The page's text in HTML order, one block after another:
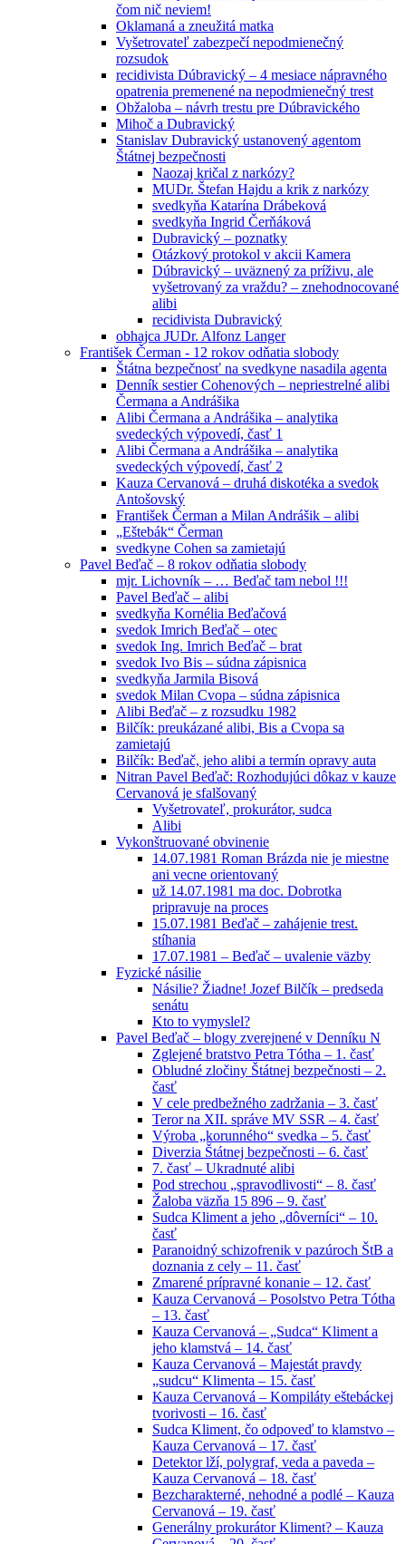
čom nič neviem!
Oklamaná a zneužitá matka
Vyšetrovateľ zabezpečí nepodmienečný
rozsudok
recidivista Dúbravický – 4 mesiace nápravného
opatrenia premenené na nepodmienečný trest
Obžaloba – návrh trestu pre Dúbravického
Mihoč a Dubravický
Stanislav Dubravický ustanovený agentom
Štátnej bezpečnosti
Naozaj kričal z narkózy?
MUDr. Štefan Hajdu a krik z narkózy
svedkyňa Katarína Drábeková
svedkyňa Ingrid Čerňáková
Dubravický – poznatky
Otázkový protokol v akcii Kamera
Dúbravický – uväznený za príživu, ale
vyšetrovaný za vraždu? – znehodnocované
alibi
recidivista Dubravický
obhajca JUDr. Alfonz Langer
František Čerman - 12 rokov odňatia slobody
Štátna bezpečnosť na svedkyne nasadila agenta
Denník sestier Cohenových – nepriestrelné alibi
Čermana a Andrášika
Alibi Čermana a Andrášika – analytika
svedeckých výpovedí, časť 1
Alibi Čermana a Andrášika – analytika
svedeckých výpovedí, časť 2
Kauza Cervanová – druhá diskotéka a svedok
Antošovský
František Čerman a Milan Andrášik – alibi
„Eštebák“ Čerman
svedkyne Cohen sa zamietajú
Pavel Beďač – 8 rokov odňatia slobody
mjr. Lichovník – … Beďač tam nebol !!!
Pavel Beďač – alibi
svedkyňa Kornélia Beďačová
svedok Imrich Beďač – otec
svedok Ing. Imrich Beďač – brat
svedok Ivo Bis – súdna zápisnica
svedkyňa Jarmila Bisová
svedok Milan Cvopa – súdna zápisnica
Alibi Beďač – z rozsudku 1982
Bilčík: preukázané alibi, Bis a Cvopa sa
zamietajú
Bilčík: Beďač, jeho alibi a termín opravy auta
Nitran Pavel Beďač: Rozhodujúci dôkaz v kauze
Cervanová je sfalšovaný
Vyšetrovateľ, prokurátor, sudca
Alibi
Vykonštruované obvinenie
14.07.1981 Roman Brázda nie je miestne
ani vecne orientovaný
už 14.07.1981 ma doc. Dobrotka
pripravuje na proces
15.07.1981 Beďač – zahájenie trest.
stíhania
17.07.1981 – Beďač – uvalenie väzby
Fyzické násilie
Násilie? Žiadne! Jozef Bilčík – predseda
senátu
Kto to vymyslel?
Pavel Beďač – blogy zverejnené v Denníku N
Zglejené bratstvo Petra Tótha – 1. časť
Obludné zločiny Štátnej bezpečnosti – 2.
časť
V cele predbežného zadržania – 3. časť
Teror na XII. správe MV SSR – 4. časť
Výroba „korunného“ svedka – 5. časť
Diverzia Štátnej bezpečnosti – 6. časť
7. časť – Ukradnuté alibi
Pod strechou „spravodlivosti“ – 8. časť
Žaloba väzňa 15 896 – 9. časť
Sudca Kliment a jeho „dôverníci“ – 10.
časť
Paranoidný schizofrenik v pazúroch ŠtB a
doznania z cely – 11. časť
Zmarené prípravné konanie – 12. časť
Kauza Cervanová – Posolstvo Petra Tótha
– 13. časť
Kauza Cervanová – „Sudca“ Kliment a
jeho klamstvá – 14. časť
Kauza Cervanová – Majestát pravdy
„sudcu“ Klimenta – 15. časť
Kauza Cervanová – Kompiláty eštebáckej
tvorivosti – 16. časť
Sudca Kliment, čo odpoveď to klamstvo –
Kauza Cervanová – 17. časť
Detektor lží, polygraf, veda a paveda –
Kauza Cervanová – 18. časť
Bezcharakterné, nehodné a podlé – Kauza
Cervanová – 19. časť
Generálny prokurátor Kliment? – Kauza